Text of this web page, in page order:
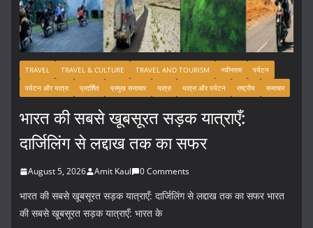
TRAVEL TRAVEL & CULTURE TRAVEL AND TOURISM नवीनतम
पर्यटन
पर्यटन और यात्रा
प्रदर्शित प्रमुख समाचार यात्रा यात्रा और पर्यटन राष्ट्रीय समाचार
भारत की सबसे खूबसूरत सड़क यात्राएँ:
दार्जिलिंग से लद्दाख तक का सफर
August 5, 2026 Amit Kaul 0 Comments
भारत की सबसे खूबसूरत सड़क यात्राएँ: दार्जिलिंग से लद्दाख तक का सफर भारत
की सबसे खूबसूरत सड़क यात्राएँ: भारत के